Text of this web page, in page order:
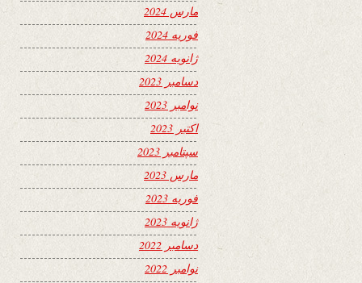
مارس 2024
فوریه 2024
ژانویه 2024
دسامبر 2023
نوامبر 2023
اکتبر 2023
سپتامبر 2023
مارس 2023
فوریه 2023
ژانویه 2023
دسامبر 2022
نوامبر 2022